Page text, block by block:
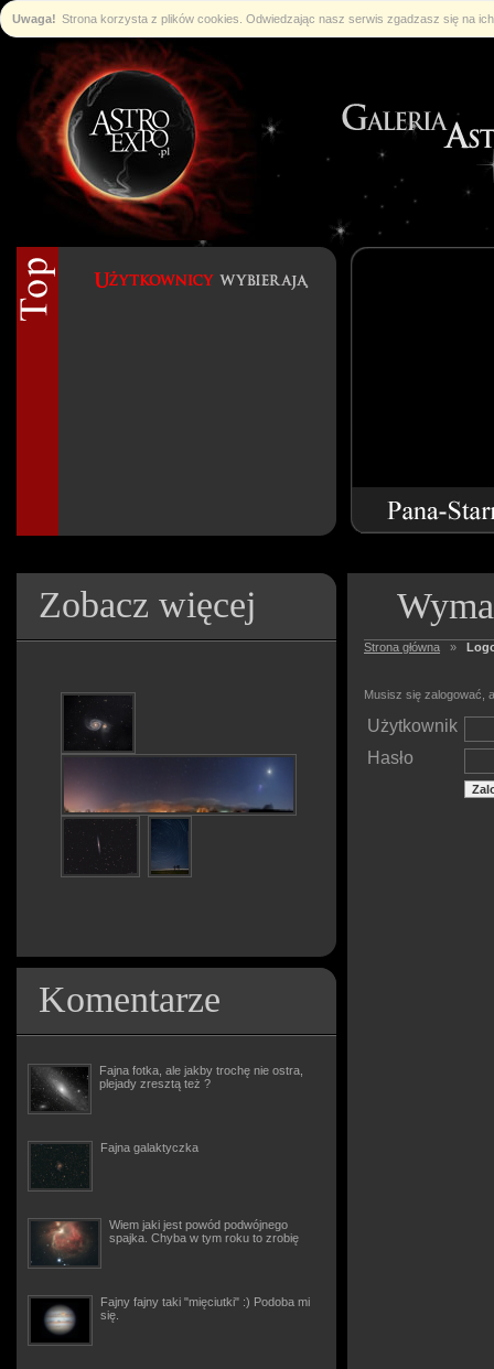
Uwaga! Strona korzysta z plików cookies. Odwiedzając nasz serwis zgadzasz się na
Zobacz więcej
Komentarze
Fajna fotka, ale jakby trochę nie ostra,
plejady zresztą też ?
Fajna galaktyczka
Wiem jaki jest powód podwójnego
spajka. Chyba w tym roku to zrobię
Fajny fajny taki "mięciutki" :) Podoba mi
się.
Strona główna »
Musisz się zalogować,
Użytkownik
Hasło